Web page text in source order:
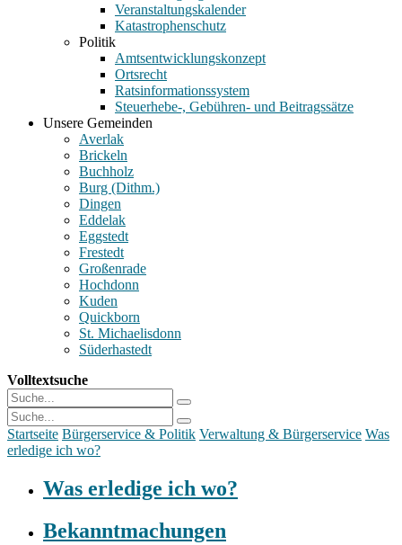
Veranstaltungskalender
Katastrophenschutz
Politik
Amtsentwicklungskonzept
Ortsrecht
Ratsinformationssystem
Steuerhebe-, Gebühren- und Beitragssätze
Unsere Gemeinden
Averlak
Brickeln
Buchholz
Burg (Dithm.)
Dingen
Eddelak
Eggstedt
Frestedt
Großenrade
Hochdonn
Kuden
Quickborn
St. Michaelisdonn
Süderhastedt
Volltextsuche
Startseite Bürgerservice & Politik Verwaltung & Bürgerservice Was
erledige ich wo?
Was erledige ich wo?
Bekanntmachungen